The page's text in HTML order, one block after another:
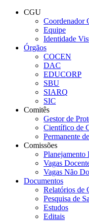
Página
Conteúdo principal
CGU
Coordenador
Equipe
Identidade
Órgãos
COCEN
DAC
EDUCORP
SBU
SIARQ
SIC
Comitês
Gestor de
Científico de
Permanente
Comissões
Vagas
Vagas Não
Documentos
Relatórios de
Pesquisa de
Estudos
Editais